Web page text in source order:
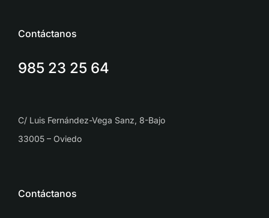
Contáctanos
985 23 25 64
C/ Luis Fernández-Vega Sanz, 8-Bajo
33005 – Oviedo
Contáctanos